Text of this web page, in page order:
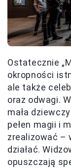
Ostatecznie
okropności
ale także
oraz odwagi.
mała
pełen magii i
zrealizować –
działać.
opuszczają